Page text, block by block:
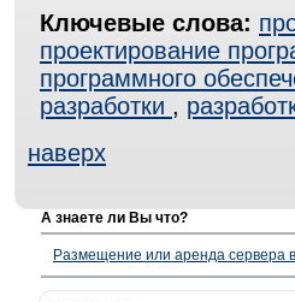
Ключевые слова:
проектирование
программного
разработки ,
наверх
А знаете ли Вы что?
Размещение или аренда сервера